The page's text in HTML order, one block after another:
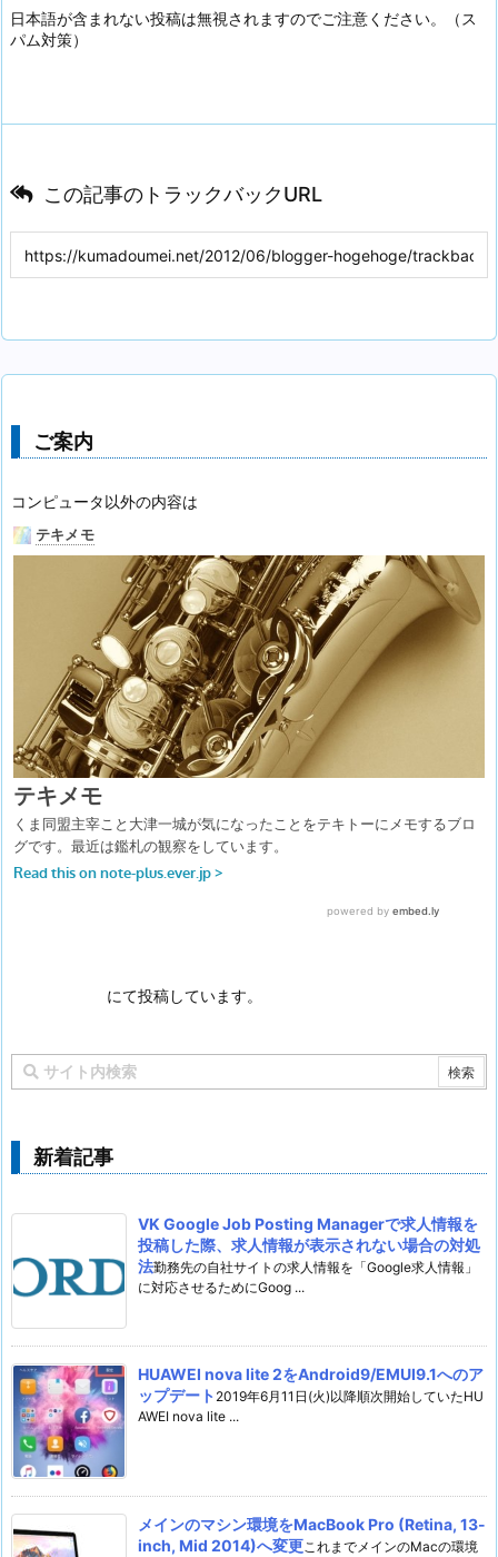
日本語が含まれない投稿は無視されますのでご注意ください。（ス
パム対策）
この記事のトラックバックURL
ご案内
コンピュータ以外の内容は
にて投稿しています。
新着記事
VK Google Job Posting Managerで求人情報を
投稿した際、求人情報が表示されない場合の対処
法勤務先の自社サイトの求人情報を「Google求人情報」
に対応させるためにGoog ...
HUAWEI nova lite 2をAndroid9/EMUI9.1へのア
ップデート 2019年6月11日(火)以降順次開始していたHU
AWEI nova lite ...
メインのマシン環境をMacBook Pro (Retina, 13-
inch, Mid 2014)へ変更これまでメインのMacの環境